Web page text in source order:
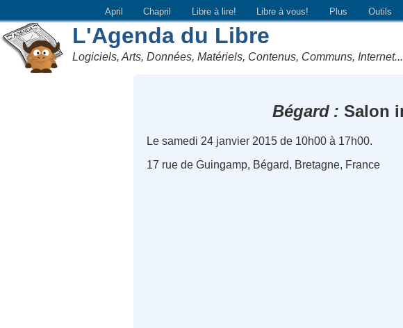
April Chapril Libre à lire! Libre à vous! Plus Outils
L'Agenda du Libre
Logiciels, Arts, Données, Matériels, Contenus, Communs, Internet...
Bégard Salon
Le samedi 24 janvier 2015 de 10h00 à 17h00.
17 rue de Guingamp, Bégard, Bretagne, France